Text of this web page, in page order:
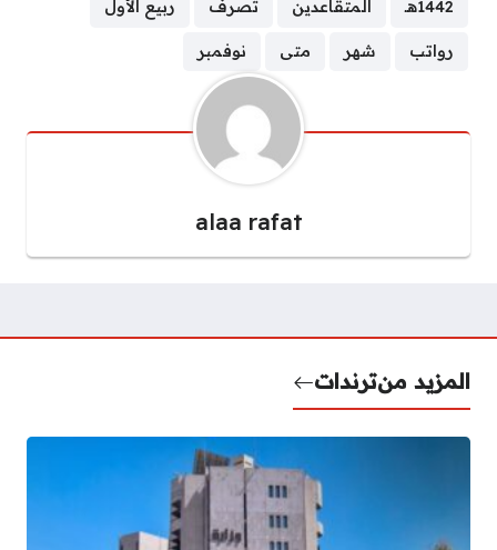
1442هـ المتقاعدين تصرف ربيع الأول
رواتب شهر متى نوفمبر
alaa rafat
المزيد منترندات